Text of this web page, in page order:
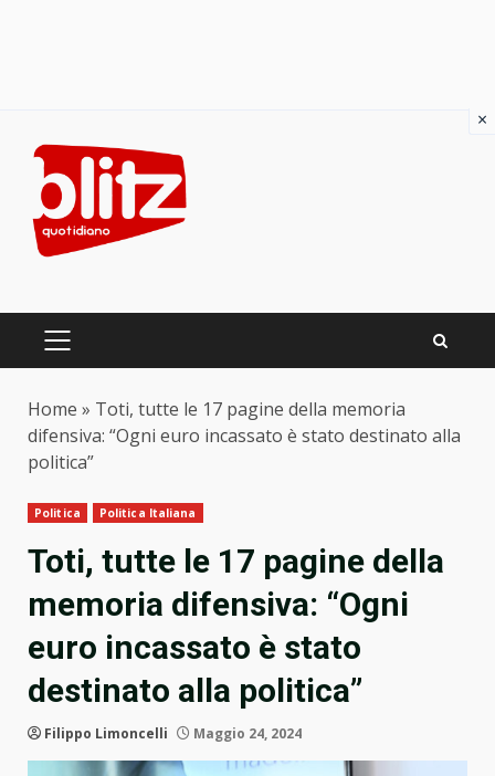
content
PRIMARY
Home » Toti, tutte le 17 pagine della memoria
difensiva: “Ogni euro incassato è stato destinato alla
politica”
Politica Politica Italiana
Toti, tutte le 17 pagine della
memoria difensiva: “Ogni
euro incassato è stato
destinato alla politica”
Filippo Limoncelli Maggio 24, 2024
×